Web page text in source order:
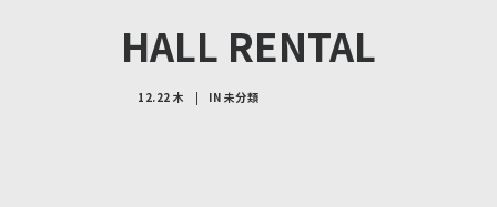
HALL RENTAL
12.22 木 | IN 未分類